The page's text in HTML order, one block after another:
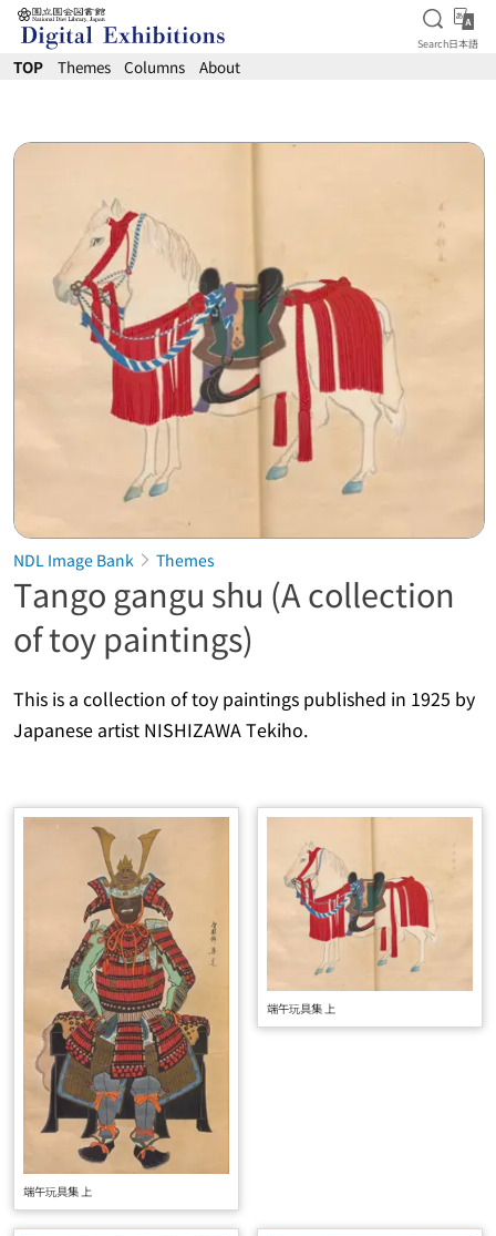
Jump to main content
Open
Search 日
日本語
TOP Themes Columns About
NDL Image Bank Themes
Tango gangu shu (A collection
of toy paintings)
This is a collection of toy paintings published in 1925 by
Japanese artist NISHIZAWA Tekiho.
端午玩具集 上
端午玩具集 上